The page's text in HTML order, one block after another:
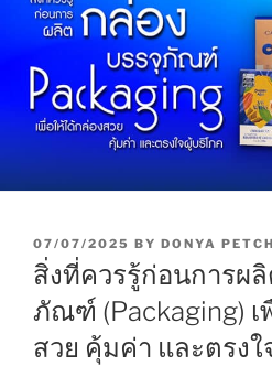
P
O
S
T
E
D
O
07/07/2025 BY DONYA
สิ่งที่ควรรู้ก่อนการผ
ภัณฑ์ (Packaging) เ
สวย คุ้มค่า และตรง